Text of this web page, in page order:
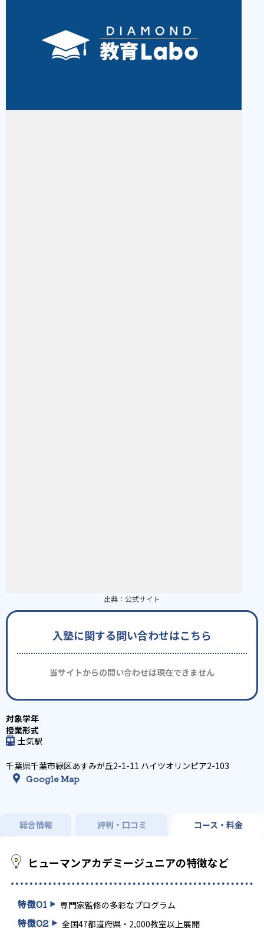
出典： 公式サイト
入塾に関する問い合わせはこちら
当サイトからの問い合わせは現在できません
土気駅
千葉県千葉市緑区あすみが丘2-1-11 ハイツオリンピア2-103
Google Map
総合情報 評判・口コミ コース・料金
ヒューマンアカデミージュニアの特徴など
特徴01 専門家監修の多彩なプログラム
特徴02 全国47都道府県・2,000教室以上展開